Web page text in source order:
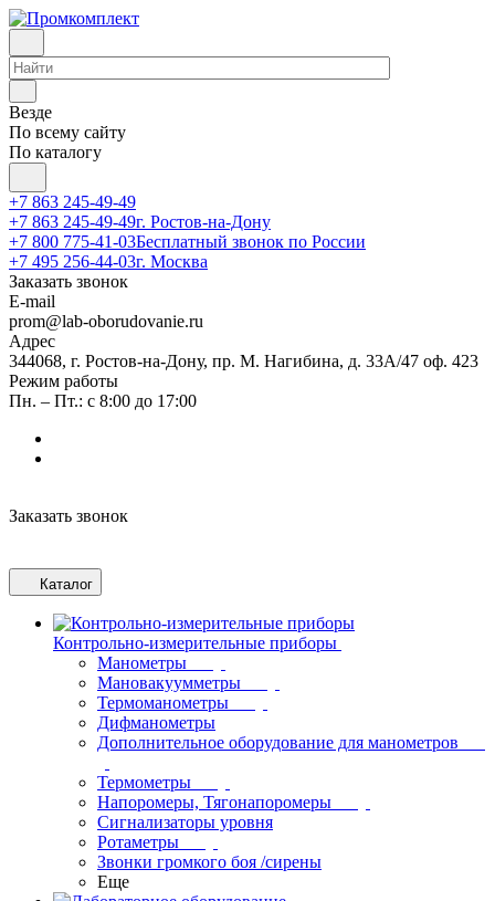
Везде
По всему сайту
По каталогу
+7 863 245-49-49
+7 863 245-49-49г. Ростов-на-Дону
+7 800 775-41-03Бесплатный звонок по России
+7 495 256-44-03г. Москва
Заказать звонок
E-mail
prom@lab-oborudovanie.ru
Адрес
344068, г. Ростов-на-Дону, пр. М. Нагибина, д. 33А/47 оф. 423
Режим работы
Пн. – Пт.: с 8:00 до 17:00
Заказать звонок
Каталог
Контрольно-измерительные приборы
Манометры
Мановакуумметры
Термоманометры
Дифманометры
Дополнительное оборудование для манометров
Термометры
Напоромеры, Тягонапоромеры
Сигнализаторы уровня
Ротаметры
Звонки громкого боя /сирены
Еще